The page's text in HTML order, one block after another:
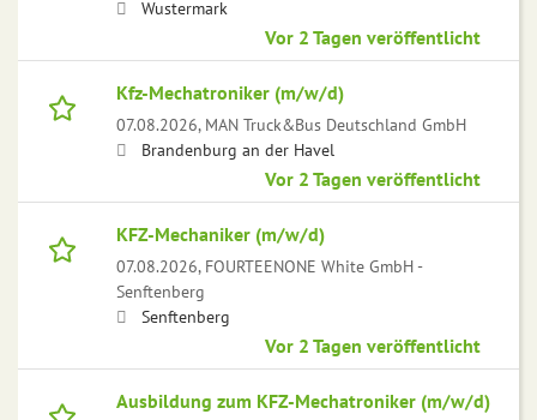
Wustermark
Vor 2 Tagen veröffentlicht
Kfz-Mechatroniker (m/w/d)
07.08.2026, MAN Truck&Bus Deutschland GmbH
Brandenburg an der Havel
Vor 2 Tagen veröffentlicht
KFZ-Mechaniker (m/w/d)
07.08.2026, FOURTEENONE White GmbH -
Senftenberg
Senftenberg
Vor 2 Tagen veröffentlicht
Ausbildung zum KFZ-Mechatroniker (m/w/d)